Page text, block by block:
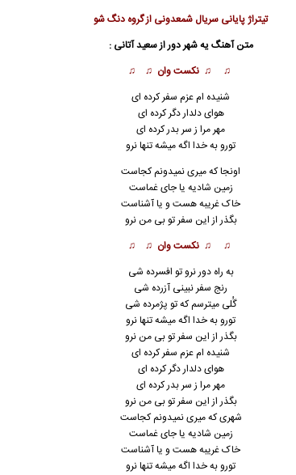
تیتراژ پایانی سریال شمعدونی از گروه دنگ شو
متن آهنگ یه شهر دور از سعید آتانی :
♫ ♫ نکست وان ♫ ♫
شنیده ام عزم سفر کرده ای
هوای دلدار دگر کرده ای
مهر مرا ز سر بدر کرده ای
تورو به خدا اگه میشه تنها نرو
اونجا که میری نمیدونم کجاست
زمین شادیه یا جای غماست
خاک غریبه هست و یا آشناست
بگذر از این سفر تو بی من نرو
♫ ♫ نکست وان ♫ ♫
به راه دور نرو تو افسرده شی
رنج سفر نبینی آزرده شی
گُلی میترسم که تو پژمرده شی
تورو به خدا اگه میشه تنها نرو
بگذر از این سفر تو بی من نرو
شنیده ام عزم سفر کرده ای
هوای دلدار دگر کرده ای
مهر مرا ز سر بدر کرده ای
بگذر از این سفر تو بی من نرو
شهری که میری نمیدونم کجاست
زمین شادیه یا جای غماست
خاک غریبه هست و یا آشناست
تورو به خدا اگه میشه تنها نرو